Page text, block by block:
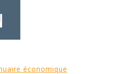
économique